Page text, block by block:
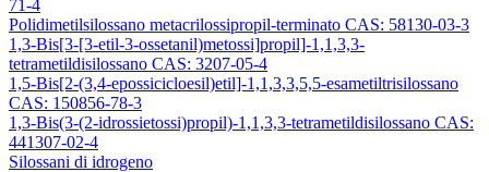
71-4
Polidimetilsilossano metacrilossipropil-terminato CAS: 58130-03-3
1,3-Bis[3-[3-etil-3-ossetanil)metossi]propil]-1,1,3,3-
tetrametildisilossano CAS: 3207-05-4
1,5-Bis[2-(3,4-epossicicloesil)etil]-1,1,3,3,5,5-esametiltrisilossano
CAS: 150856-78-3
1,3-Bis(3-(2-idrossietossi)propil)-1,1,3,3-tetrametildisilossano CAS:
441307-02-4
Silossani di idrogeno